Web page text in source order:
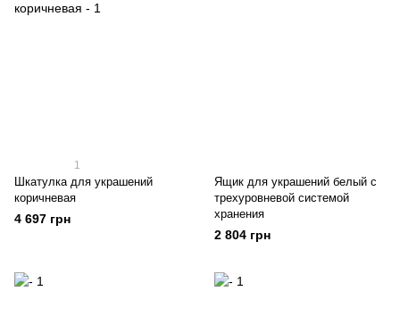
1
Шкатулка для украшений
коричневая
4 697 грн
Ящик для украшений белый с
трехуровневой системой
хранения
2 804 грн